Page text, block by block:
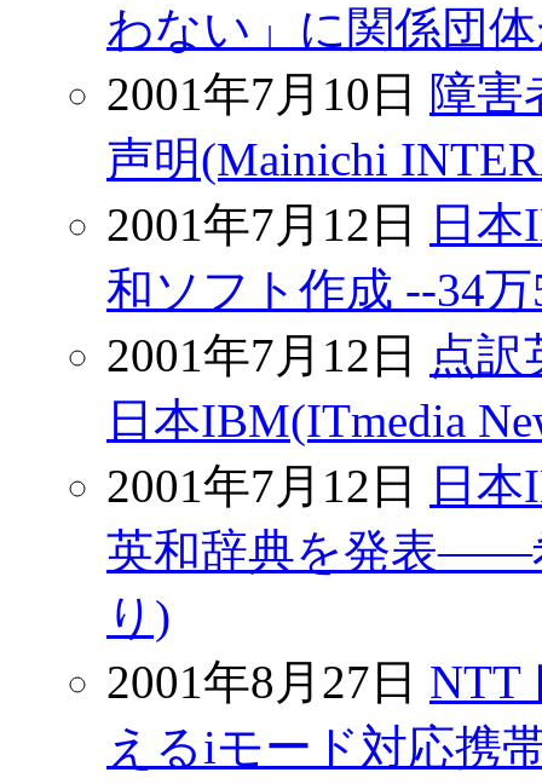
わない」に関係団
2001年7月10日 障害
声明(Mainichi
2001年7月12日
日
和ソフト作成 --34万
2001年7月12日 点
日本IBM(ITmedia
2001年7月12日
日
英和辞典を発表――
り)
2001年8月27日 NTT
えるiモード対応携